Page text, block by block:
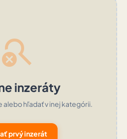
search_off
inzeráty
alebo hľadať v inej kategórii.
prvý inzerát